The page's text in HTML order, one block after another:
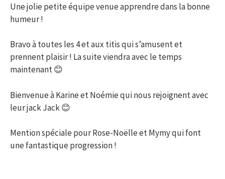
Une jolie petite équipe venue apprendre dans la bonne
humeur !
Bravo à toutes les 4 et aux titis qui s’amusent et
prennent plaisir ! La suite viendra avec le temps
maintenant 😊
Bienvenue à Karine et Noémie qui nous rejoignent avec
leur jack Jack 😊
Mention spéciale pour Rose-Noëlle et Mymy qui font
une fantastique progression !